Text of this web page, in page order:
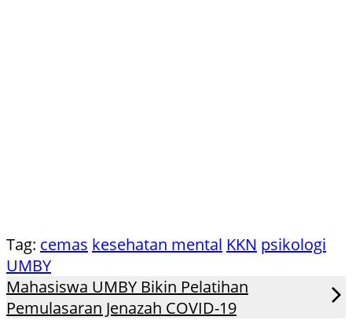
Tag: cemas kesehatan mental KKN psikologi
UMBY
Mahasiswa UMBY Bikin Pelatihan
Pemulasaran Jenazah COVID-19